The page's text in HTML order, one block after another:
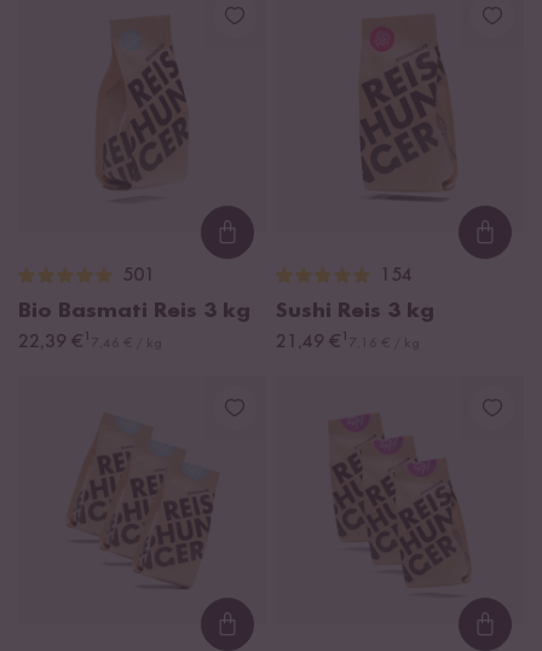
Loading...
501
Bio Basmati Reis 3 kg
22,39 € ¹
154
Sushi Reis 3 kg
21,49 € ¹
Loading...